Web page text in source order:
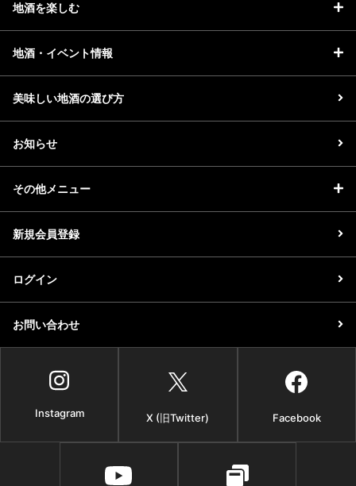
地酒を楽しむ
地酒・イベント情報
美味しい地酒の選び方
お知らせ
その他メニュー
新規会員登録
ログイン
お問い合わせ
Instagram X (旧Twitter) Facebook